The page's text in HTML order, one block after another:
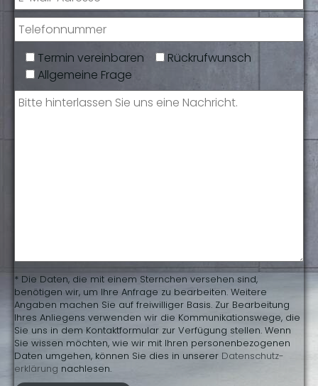
Termin vereinbaren
Rückrufwunsch
Allgemeine Frage
* Die Daten, die mit einem Sternchen versehen sind,
benötigen wir, um Ihre Anfrage zu bearbeiten. Weitere
Angaben machen Sie auf freiwilliger Basis. Zur Bearbeitung
Ihres Anliegens verwenden wir die Kommunikationswege, die
Sie uns in dem Kontaktformular zur Verfügung stellen. Wenn
Sie wissen möchten, wie wir mit Ihren personenbezogenen
Daten umgehen, können Sie dies in unserer Daten­schutz­
erklärung nachlesen.